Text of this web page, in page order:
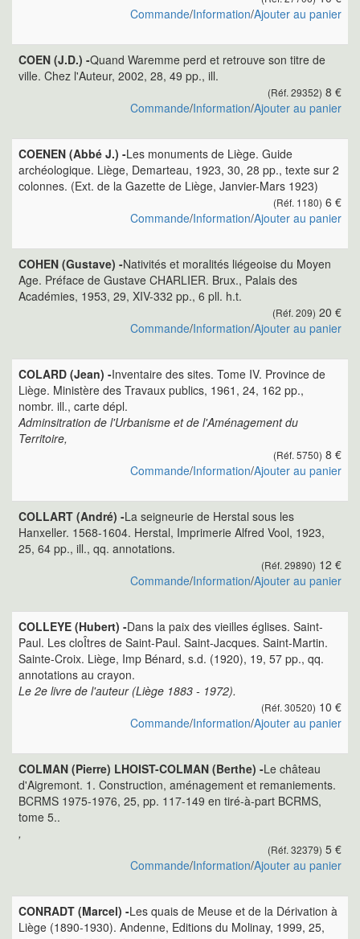
Commande/Information/Ajouter au panier
COEN (J.D.) -Quand Waremme perd et retrouve son titre de
ville. Chez l'Auteur, 2002, 28, 49 pp., ill.
(Réf. 29352) 8 €
Commande/Information/Ajouter au panier
COENEN (Abbé J.) -Les monuments de Liège. Guide
archéologique. Liège, Demarteau, 1923, 30, 28 pp., texte sur 2
colonnes. (Ext. de la Gazette de Liège, Janvier-Mars 1923)
(Réf. 1180) 6 €
Commande/Information/Ajouter au panier
COHEN (Gustave) -Nativités et moralités liégeoise du Moyen
Age. Préface de Gustave CHARLIER. Brux., Palais des
Académies, 1953, 29, XIV-332 pp., 6 pll. h.t.
(Réf. 209) 20 €
Commande/Information/Ajouter au panier
COLARD (Jean) -Inventaire des sites. Tome IV. Province de
Liège. Ministère des Travaux publics, 1961, 24, 162 pp.,
nombr. ill., carte dépl.
Adminsitration de l'Urbanisme et de l'Aménagement du
Territoire,
(Réf. 5750) 8 €
Commande/Information/Ajouter au panier
COLLART (André) -La seigneurie de Herstal sous les
Hanxeller. 1568-1604. Herstal, Imprimerie Alfred Vool, 1923,
25, 64 pp., ill., qq. annotations.
(Réf. 29890) 12 €
Commande/Information/Ajouter au panier
COLLEYE (Hubert) -Dans la paix des vieilles églises. Saint-
Paul. Les cloÎtres de Saint-Paul. Saint-Jacques. Saint-Martin.
Sainte-Croix. Liège, Imp Bénard, s.d. (1920), 19, 57 pp., qq.
annotations au crayon.
Le 2e livre de l'auteur (Liège 1883 - 1972).
(Réf. 30520) 10 €
Commande/Information/Ajouter au panier
COLMAN (Pierre) LHOIST-COLMAN (Berthe) -Le château
d'Aigremont. 1. Construction, aménagement et remaniements.
BCRMS 1975-1976, 25, pp. 117-149 en tiré-à-part BCRMS,
tome 5..
,
(Réf. 32379) 5 €
Commande/Information/Ajouter au panier
CONRADT (Marcel) -Les quais de Meuse et de la Dérivation à
Liège (1890-1930). Andenne, Editions du Molinay, 1999, 25,